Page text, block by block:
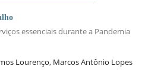
essenciais durante a Pandemia
Lourenço, Marcos Antônio Lopes